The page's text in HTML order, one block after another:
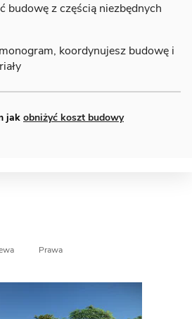
budowę z częścią niezbędnych
koordynujesz budowę i
jak obniżyć koszt budowy
Prawa